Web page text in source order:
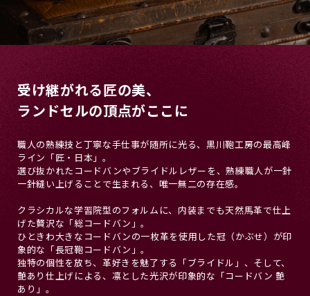
受け継がれる匠の美、
ランドセルの頂点がここに
職人の熟練技と丁寧な手仕事が随所に光る、黒川鞄工房の最高峰
ライン「匠・日本」。
選び抜かれたコードバンやブライドルレザーを、熟練職人が一針
一針縫い上げることで生まれる、唯一無二の存在感。
クラシカルな学習院型のフォルムに、内装までも天然馬革で仕上
げた贅沢な「総コードバン」。
ひときわ大きなコードバンの一枚革を使用した冠（かぶせ）が印
象的な「長冠鞄コードバン」。
独特の個性を放ち、革好きを魅了する「ブライドル」、そして、
艶あり仕上げによる、凛とした光沢が印象的な「コードバン 艶
あり」。